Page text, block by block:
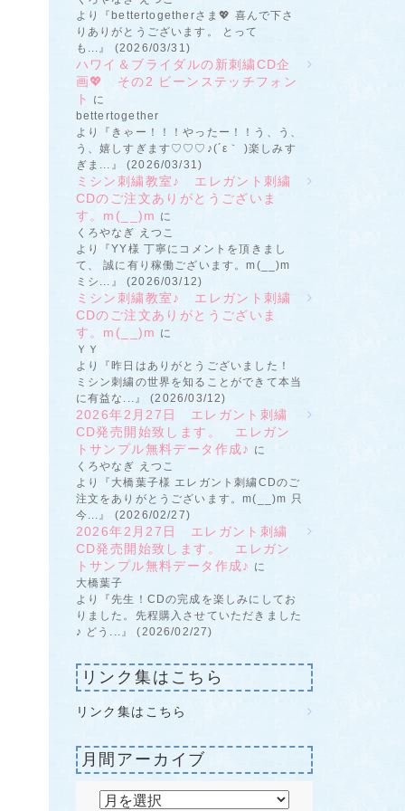
より『bettertogetherさま💖 喜んで下さ
りありがとうございます。 とって
も...』 (2026/03/31)
ハワイ＆ブライダルの新刺繍CD企
画💖 その2 ビーンステッチフォン
ト
に
bettertogether
より『きゃー！！！やったー！！う、う、
う、嬉しすぎます♡♡♡♪(´ε｀ )楽しみす
ぎま...』 (2026/03/31)
ミシン刺繍教室♪ エレガント刺繍
CDのご注文ありがとうございま
す。m(__)m に
くろやなぎ えつこ
より『YY様 丁寧にコメントを頂きまし
て、 誠に有り稼働ございます。m(__)m
ミシ...』 (2026/03/12)
ミシン刺繍教室♪ エレガント刺繍
CDのご注文ありがとうございま
す。m(__)m に
ＹＹ
より『昨日はありがとうございました！
ミシン刺繍の世界を知ることができて本当
に有益な...』 (2026/03/12)
2026年2月27日 エレガント刺繍
CD発売開始致します。 エレガン
トサンプル無料データ作成♪ に
くろやなぎ えつこ
より『大橋葉子様 エレガント刺繍CDのご
注文をありがとうございます。m(__)m 只
今...』 (2026/02/27)
2026年2月27日 エレガント刺繍
CD発売開始致します。 エレガン
トサンプル無料データ作成♪ に
大橋葉子
より『先生！CDの完成を楽しみにしてお
りました。先程購入させていただきました
♪ どう...』 (2026/02/27)
リンク集はこちら
リンク集はこちら
月間アーカイブ